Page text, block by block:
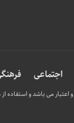
اجتماعی
می باشد و استفاده